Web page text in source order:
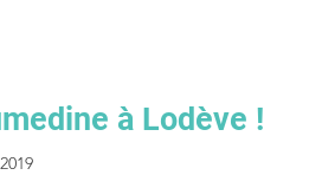
à Lodève !